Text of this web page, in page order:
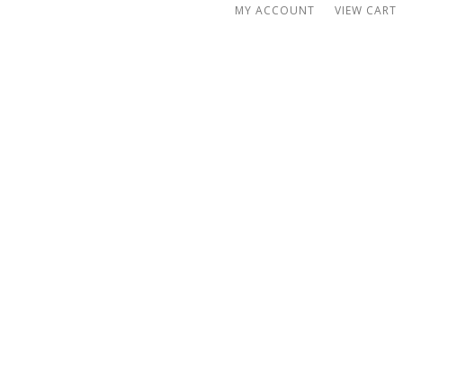
MY ACCOUNT VIEW CART